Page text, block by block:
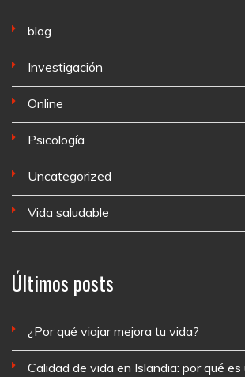
blog
Investigación
Online
Psicología
Uncategorized
Vida saludable
Últimos posts
¿Por qué viajar mejora tu vida?
Calidad de vida en Islandia: por qué